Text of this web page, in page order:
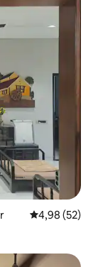
Povprečna
4,98 (52)